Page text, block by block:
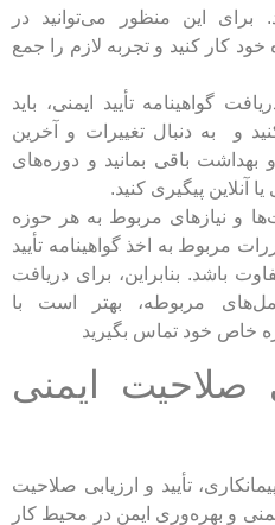
برای این منظور می‌توانید در
کار کنید و تجربه لازم را جمع
گواهینامه تأیید ایمنی، باید
و به دنبال تغییرات و آخرین
بهداشت باقی بمانید و دوره‌های
آنلاین پیگیری کنید.
و نیازهای مربوط به هر حوزه
مربوط به اخذ گواهینامه تأیید
باشد. بنابراین، برای دریافت
مربوطه، بهتر است با
خاص خود تماس بگیرید
ایمنی
تأیید و ارزیابی صلاحیت
و بهره‌وری ایمن در محیط کار